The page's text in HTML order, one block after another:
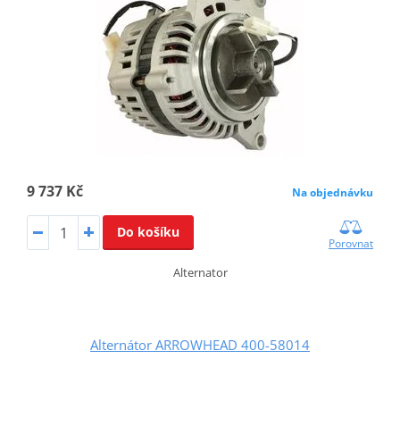
9 737 Kč Na objednávku
Do košíku
Porovnat
Alternator
Alternátor ARROWHEAD 400-58014